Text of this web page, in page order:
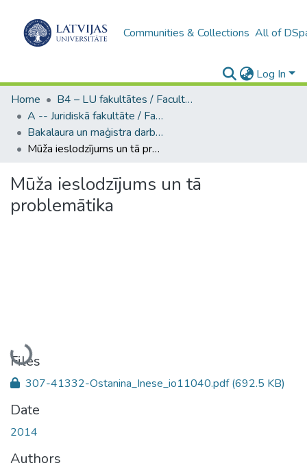
Communities & Collections All of
Log In
Home
B4 – LU fakultātes / Faculties of the UL
A -- Juridiskā fakultāte / Faculty of Law
Bakalaura un maģistra darbi (JF) / Bachelor's and Master's theses
Mūža ieslodzījums un tā problemātika
Mūža ieslodzījums un tā
problemātika
Loading...
Files
307-41332-Ostanina_Inese_io11040.pdf(692.5 KB)
Date
2014
Authors